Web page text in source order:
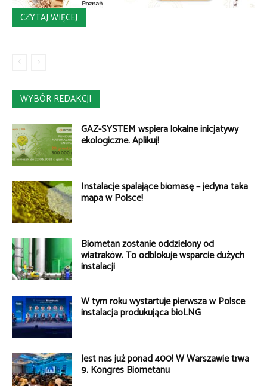
CZYTAJ WIĘCEJ
WYBÓR REDAKCJI
GAZ-SYSTEM wspiera lokalne inicjatywy
ekologiczne. Aplikuj!
Instalacje spalające biomasę – jedyna taka
mapa w Polsce!
Biometan zostanie oddzielony od
wiatraków. To odblokuje wsparcie dużych
instalacji
W tym roku wystartuje pierwsza w Polsce
instalacja produkująca bioLNG
Jest nas już ponad 400! W Warszawie trwa
9. Kongres Biometanu